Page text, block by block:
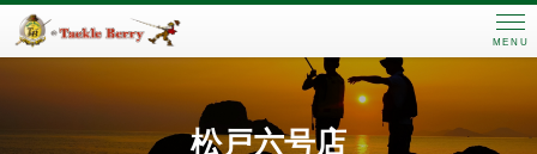
MENU
松戸六号店